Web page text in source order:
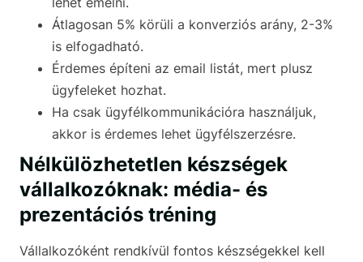
Átlagosan 5% körüli a konverziós arány, 2-3%
is elfogadható.
Érdemes építeni az email listát, mert plusz
ügyfeleket hozhat.
Ha csak ügyfélkommunikációra használjuk,
akkor is érdemes lehet ügyfélszerzésre.
Nélkülözhetetlen készségek
vállalkozóknak: média- és
prezentációs tréning
Vállalkozóként rendkívül fontos készségekkel kell